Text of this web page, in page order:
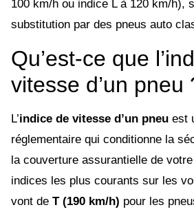
100 km/h ou indice L à 120 km/h),
substitution par des pneus auto
Qu’est-ce que
vitesse d’un pneu
L’indice de vitesse d’un pneu est
réglementaire qui conditionne la
la couverture assurantielle de
indices les plus courants sur les
vont de T (190 km/h) pour les